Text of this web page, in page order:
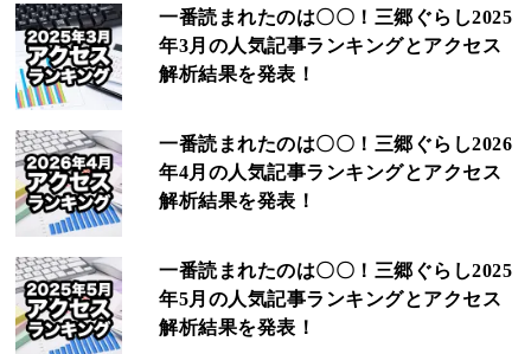
一番読まれたのは〇〇！三郷ぐらし2025
年3月の人気記事ランキングとアクセス
解析結果を発表！
一番読まれたのは〇〇！三郷ぐらし2026
年4月の人気記事ランキングとアクセス
解析結果を発表！
一番読まれたのは〇〇！三郷ぐらし2025
年5月の人気記事ランキングとアクセス
解析結果を発表！